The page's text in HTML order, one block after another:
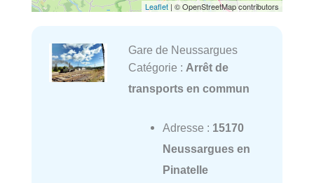
Leaflet | © OpenStreetMap contributors
Gare de Neussargues
Catégorie : Arrêt de
transports en commun
Adresse : 15170
Neussargues en
Pinatelle